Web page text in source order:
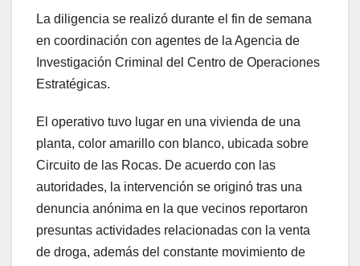
La diligencia se realizó durante el fin de semana
en coordinación con agentes de la Agencia de
Investigación Criminal del Centro de Operaciones
Estratégicas.
El operativo tuvo lugar en una vivienda de una
planta, color amarillo con blanco, ubicada sobre
Circuito de las Rocas. De acuerdo con las
autoridades, la intervención se originó tras una
denuncia anónima en la que vecinos reportaron
presuntas actividades relacionadas con la venta
de droga, además del constante movimiento de